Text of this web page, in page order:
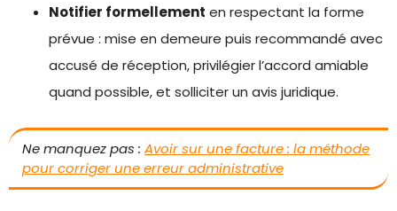
Notifier formellement en respectant la forme
prévue : mise en demeure puis recommandé avec
accusé de réception, privilégier l’accord amiable
quand possible, et solliciter un avis juridique.
Ne manquez pas : Avoir sur une facture : la méthode
pour corriger une erreur administrative